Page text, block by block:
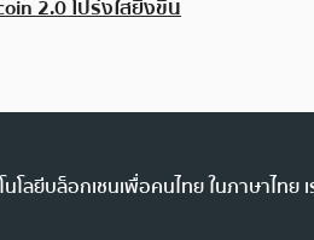
2.0 โปร่งใสยิ่งขึ้น
ลยีบล็อกเชนเพื่อคนไทย ในภาษาไท